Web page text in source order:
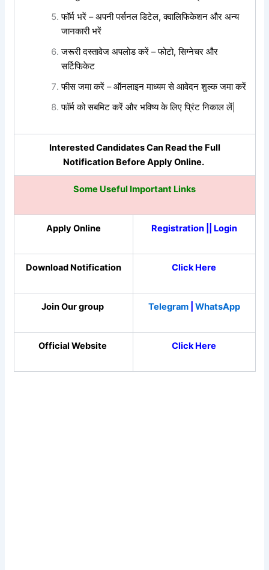
फॉर्म भरें – अपनी पर्सनल डिटेल, क्वालिफिकेशन और अन्य
जानकारी भरें
जरूरी दस्तावेज अपलोड करें – फोटो, सिग्नेचर और
सर्टिफिकेट
फीस जमा करें – ऑनलाइन माध्यम से आवेदन शुल्क जमा करें
फॉर्म को सबमिट करें और भविष्य के लिए प्रिंट निकाल लें|
Interested Candidates Can Read the Full
Notification Before Apply Online.
Some Useful Important Links
Apply Online Registration|| Login
Download Notification Click Here
Join Our group Telegram| WhatsApp
Official Website Click Here